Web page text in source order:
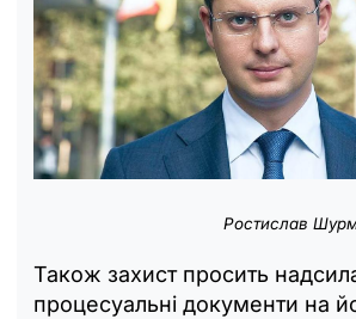
Ростислав
Також захист просить
процесуальні документи на